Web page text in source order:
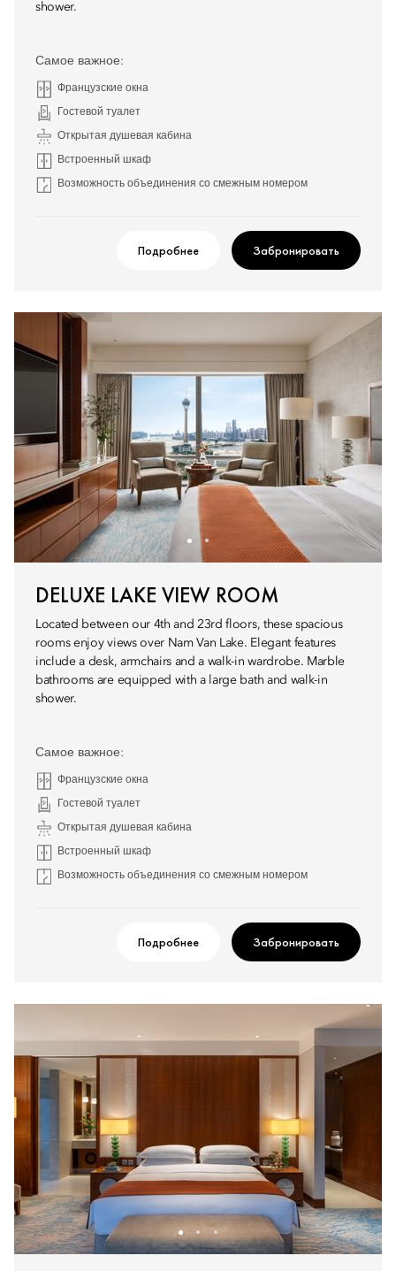
shower.
Самое важное:
Французские окна
Гостевой туалет
Открытая душевая кабина
Встроенный шкаф
Возможность объединения со смежным номером
Подробнее Забронировать
DELUXE LAKE VIEW ROOM
Located between our 4th and 23rd floors, these spacious
rooms enjoy views over Nam Van Lake. Elegant features
include a desk, armchairs and a walk-in wardrobe. Marble
bathrooms are equipped with a large bath and walk-in
shower.
Самое важное:
Французские окна
Гостевой туалет
Открытая душевая кабина
Встроенный шкаф
Возможность объединения со смежным номером
Подробнее Забронировать